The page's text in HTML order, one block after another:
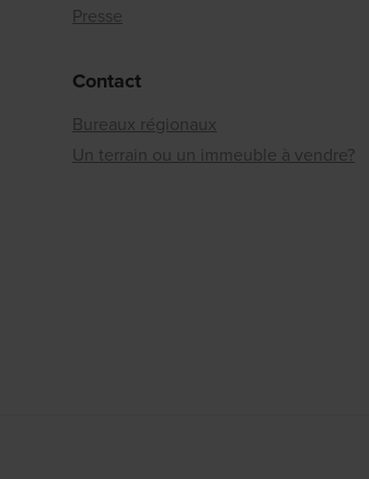
Presse
Contact
Bureaux régionaux
Un terrain ou un immeuble à vendre?